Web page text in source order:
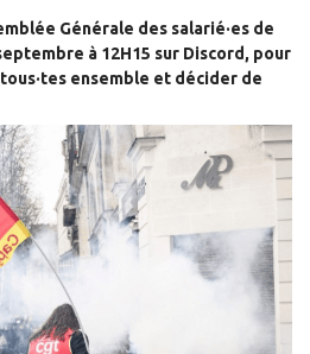
Générale des salarié·es de
à 12H15 sur Discord , pour
·tes ensemble et décider de